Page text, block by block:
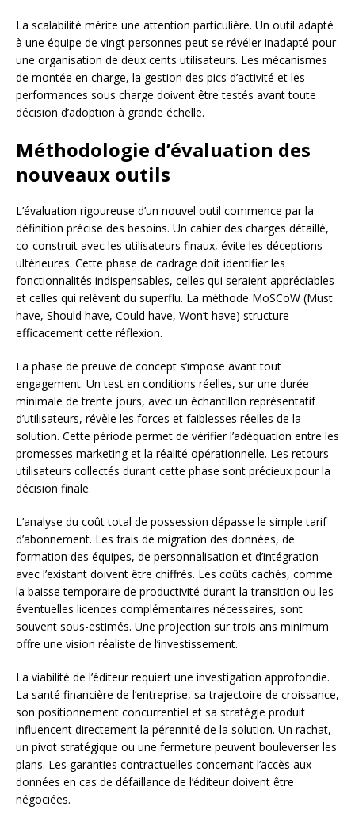
La scalabilité mérite une attention particulière. Un outil adapté
à une équipe de vingt personnes peut se révéler inadapté pour
une organisation de deux cents utilisateurs. Les mécanismes
de montée en charge, la gestion des pics d’activité et les
performances sous charge doivent être testés avant toute
décision d’adoption à grande échelle.
Méthodologie d’évaluation des
nouveaux outils
L’évaluation rigoureuse d’un nouvel outil commence par la
définition précise des besoins. Un cahier des charges détaillé,
co-construit avec les utilisateurs finaux, évite les déceptions
ultérieures. Cette phase de cadrage doit identifier les
fonctionnalités indispensables, celles qui seraient appréciables
et celles qui relèvent du superflu. La méthode MoSCoW (Must
have, Should have, Could have, Won’t have) structure
efficacement cette réflexion.
La phase de preuve de concept s’impose avant tout
engagement. Un test en conditions réelles, sur une durée
minimale de trente jours, avec un échantillon représentatif
d’utilisateurs, révèle les forces et faiblesses réelles de la
solution. Cette période permet de vérifier l’adéquation entre les
promesses marketing et la réalité opérationnelle. Les retours
utilisateurs collectés durant cette phase sont précieux pour la
décision finale.
L’analyse du coût total de possession dépasse le simple tarif
d’abonnement. Les frais de migration des données, de
formation des équipes, de personnalisation et d’intégration
avec l’existant doivent être chiffrés. Les coûts cachés, comme
la baisse temporaire de productivité durant la transition ou les
éventuelles licences complémentaires nécessaires, sont
souvent sous-estimés. Une projection sur trois ans minimum
offre une vision réaliste de l’investissement.
La viabilité de l’éditeur requiert une investigation approfondie.
La santé financière de l’entreprise, sa trajectoire de croissance,
son positionnement concurrentiel et sa stratégie produit
influencent directement la pérennité de la solution. Un rachat,
un pivot stratégique ou une fermeture peuvent bouleverser les
plans. Les garanties contractuelles concernant l’accès aux
données en cas de défaillance de l’éditeur doivent être
négociées.